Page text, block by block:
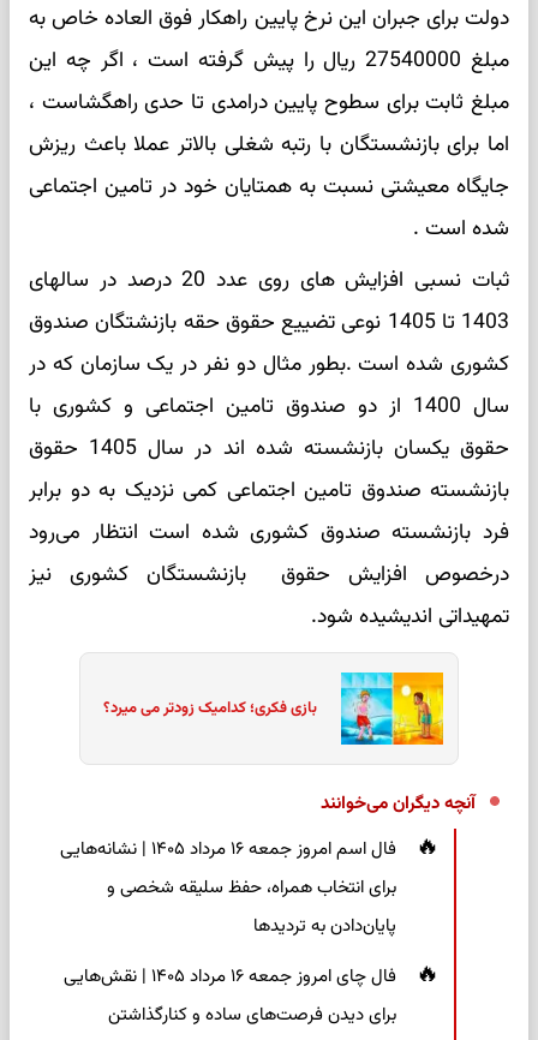
دولت برای جبران این نرخ پایین راهکار فوق العاده خاص به
مبلغ 27540000 ریال را پیش گرفته است ، اگر چه این
مبلغ ثابت برای سطوح پایین درامدی تا حدی راهگشاست ،
اما برای بازنشستگان با رتبه شغلی بالاتر عملا باعث ریزش
جایگاه معیشتی نسبت به همتایان خود در تامین اجتماعی
شده است .
ثبات نسبی افزایش های روی عدد 20 درصد در سالهای
1403 تا 1405 نوعی تضییع حقوق حقه بازنشتگان صندوق
کشوری شده است .بطور مثال دو نفر در یک سازمان که در
سال 1400 از دو صندوق تامین اجتماعی و کشوری با
حقوق یکسان بازنشسته شده اند در سال 1405 حقوق
بازنشسته صندوق تامین اجتماعی کمی نزدیک به دو برابر
فرد بازنشسته صندوق کشوری شده است انتظار می‌رود
درخصوص افزایش حقوق بازنشستگان کشوری نیز
تمهیداتی اندیشیده شود.
بازی فکری؛ کدامیک زودتر می میرد؟
آنچه دیگران می‌خوانند
فال اسم امروز جمعه ۱۶ مرداد ۱۴۰۵ | نشانه‌هایی
برای انتخاب همراه، حفظ سلیقه شخصی و
پایان‌دادن به تردیدها
فال چای امروز جمعه ۱۶ مرداد ۱۴۰۵ | نقش‌هایی
برای دیدن فرصت‌های ساده و کنارگذاشتن